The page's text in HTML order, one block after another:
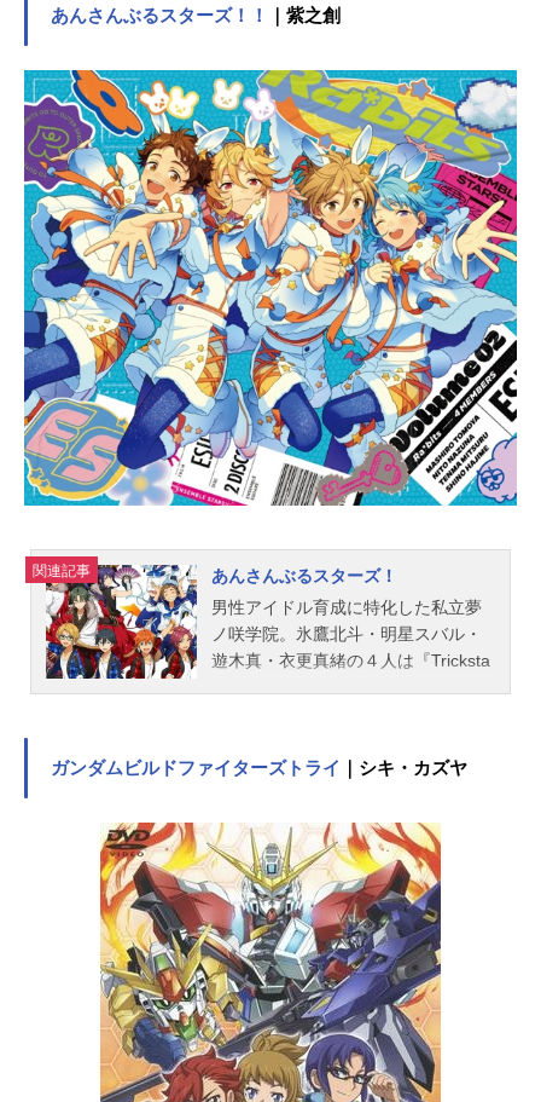
谷山紀章アイオーン：内山昂輝ヤイ
見沙織吽：松井恵理子ダル太夫：潘
めぐみシュウ☆ゾー：宮野真守リ
ク：村瀬歩カイ：逢坂良太ロージ
ア：日高里菜ツキノ：茅野愛衣ホル
ミー：五十嵐裕美ジャクリン：村川
梨衣メイプル：うえだゆうじアンゼ
リカ：清水理沙ストロベリーハー
ト：吉野裕行オガサワラ：佐々木義
人ダガー・モールス：黒田崇矢スタ
ッフ原作：サンリオ監督：池添隆博
シリーズ構成：待田堂子キャラクタ
ーデザイン：大城勝サブキャラクタ
ー・プロップデザイン：ヒラタリョ
ウコンセプト・メカデザイン：片貝
文洋メインアニメーター：永作友克
色彩設計：中尾総子美術設定：小倉
奈緒美美術監督：熊野はつみ撮影監
作：スタジオグーニーズ編集：坂本
久美子音響監督：三間雅文音響効
果：倉橋静男音楽：高梨康治 Funta
7 RegaSound音楽制作：ポニーキ
ャニオンアニメーション制作：ボン
あんさんぶるスターズ！！ ｜紫之創
関連記事
あんさんぶるスターズ！
男性アイドル育成に特化した私立夢
ノ咲学院。氷鷹北斗・明星スバル・
遊木真・衣更真緒の４人は『Tricksta
催するアイドルたちがお互いの魅力
『ドリフェス』は、学院の秩序とい
う名の権力に支配されていた。その
中心となる生徒会に、『Trickstar』
は改革を求めて挑んでいく―――作
品名あんさんぶるスターズ！放送形
態TVアニメスケジュール2019年7月7
日（日）～12月22日（日）TOKYOM
Xほか話数全24話キャストTrickstar氷
鷹北斗：前野智昭明星スバル：柿原
徹也遊木真：森久保祥太郎衣更真
緒：梶裕貴fine天祥院英智：緑川光
ガンダムビルドファイターズトライ ｜シキ・カズヤ